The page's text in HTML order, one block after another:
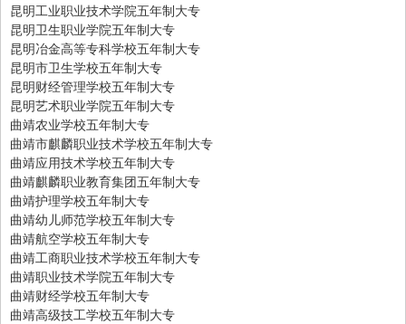
昆明工业职业技术学院五年制大专
昆明卫生职业学院五年制大专
昆明冶金高等专科学校五年制大专
昆明市卫生学校五年制大专
昆明财经管理学校五年制大专
昆明艺术职业学院五年制大专
曲靖农业学校五年制大专
曲靖市麒麟职业技术学校五年制大专
曲靖应用技术学校五年制大专
曲靖麒麟职业教育集团五年制大专
曲靖护理学校五年制大专
曲靖幼儿师范学校五年制大专
曲靖航空学校五年制大专
曲靖工商职业技术学校五年制大专
曲靖职业技术学院五年制大专
曲靖财经学校五年制大专
曲靖高级技工学校五年制大专